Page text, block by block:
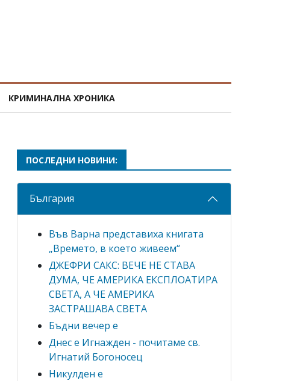
КРИМИНАЛНА ХРОНИКА
ПОСЛЕДНИ НОВИНИ:
България
Във Варна представиха книгата
„Времето, в което живеем“
ДЖЕФРИ САКС: ВЕЧЕ НЕ СТАВА
ДУМА, ЧЕ АМЕРИКА ЕКСПЛОАТИРА
СВЕТА, А ЧЕ АМЕРИКА
ЗАСТРАШАВА СВЕТА
Бъдни вечер е
Днес е Игнажден - почитаме св.
Игнатий Богоносец
Никулден е